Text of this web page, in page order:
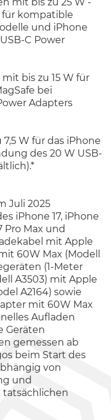
für kompatible
und iPhone
C Power
bis zu 15 W für
bei
Adapters
W für das iPhone
des 20 W USB-
Juli 2025
iPhone 17, iPhone
Pro Max und
mit Apple
60W Max (Modell
(1-Meter
A3503) mit Apple
A2164) sowie
mit 60W Max
Aufladen
Geräten
gemessen ab
beim Start des
von
und